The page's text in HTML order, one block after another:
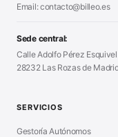
Generador Facturas
■Modelo Nómina PDF
■Calculadora Vacaciones
■Certificado Digital
■Sanciones Hacienda
■Asesoría en Madrid
Email: contacto@billeo.es
Sede central:
Calle Adolfo Pérez
28232 Las Rozas de
SERVICIOS
Gestoría Autónomos